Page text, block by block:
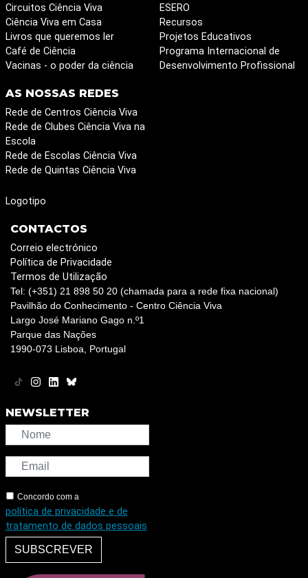
Circuitos Ciência Viva
Ciência Viva em Casa
Livros que queremos ler
Café de Ciência
Vacinas - o poder da ciência
ESERO
Recursos
Projetos Educativos
Programa Internacional de
Desenvolvimento Profissional
AS NOSSAS REDES
Rede de Centros Ciência Viva
Rede de Clubes Ciência Viva na
Escola
Rede de Escolas Ciência Viva
Rede de Quintas Ciência Viva
Logotipo
CONTACTOS
Correio electrónico
Política de Privacidade
Termos de Utilização
Tel: (+351) 21 898 50 20 (chamada para a rede fixa nacional)
Pavilhão do Conhecimento - Centro Ciência Viva
Largo José Mariano Gago n.º1
Parque das Nações
1990-073 Lisboa, Portugal
NEWSLETTER
Concordo com a
política de privacidade e de
tratamento de dados pessoais
SUBSCREVER